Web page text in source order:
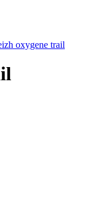
oxygene trail